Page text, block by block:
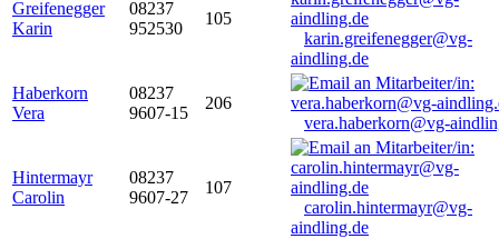
Greifenegger
Karin
08237
952530
105
karin.greifenegger@vg-
aindling.de
Haberkorn
Vera
08237
9607-15
206
vera.haberkorn@vg-
Hintermayr
Carolin
08237
9607-27
107
carolin.hintermayr@vg-
aindling.de